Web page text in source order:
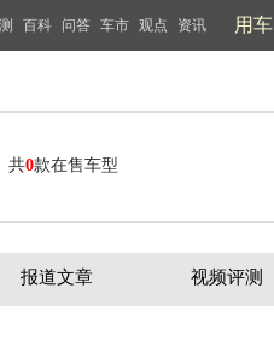
百科 问答 车市 观点 资讯 用车
共0款在售车型
报道文章 视频评测